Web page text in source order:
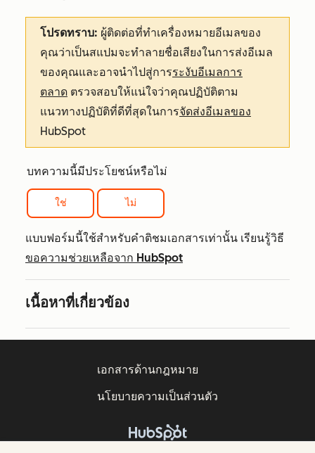
โปรดทราบ: ผู้ติดต่อที่ทำเครื่องหมายอีเมลของ
คุณว่าเป็นสแปมจะทำลายชื่อเสียงในการส่งอีเมล
ของคุณและอาจนำไปสู่การระงับอีเมลการ
ตลาด ตรวจสอบให้แน่ใจว่าคุณปฏิบัติตาม
แนวทางปฏิบัติที่ดีที่สุดในการจัดส่งอีเมลของ
HubSpot
บทความนี้มีประโยชน์หรือไม่
ใช่ ไม่
แบบฟอร์มนี้ใช้สำหรับคำติชมเอกสารเท่านั้น เรียนรู้วิธี
ขอความช่วยเหลือจาก HubSpot
เนื้อหาที่เกี่ยวข้อง
เอกสารด้านกฎหมาย
นโยบายความเป็นส่วนตัว